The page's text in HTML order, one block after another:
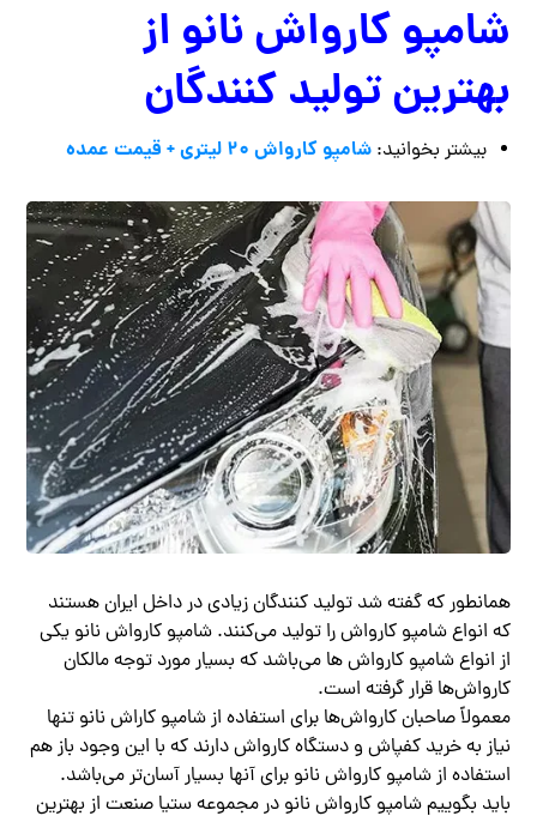
شامپو کارواش نانو از
بهترین تولید کنندگان
بیشتر بخوانید:شامپو کارواش ۲۰ لیتری + قیمت عمده
همانطور که گفته شد تولید کنندگان زیادی در داخل ایران هستند
که انواع شامپو کارواش را تولید می‌کنند. شامپو کارواش نانو یکی
از انواع شامپو کارواش ها می‌باشد که بسیار مورد توجه مالکان
کارواش‌ها قرار گرفته است.
معمولاً صاحبان کارواش‌ها برای استفاده از شامپو کاراش نانو تنها
نیاز به خرید کفپاش و دستگاه کارواش دارند که با این وجود باز هم
استفاده از شامپو کارواش نانو برای آنها بسیار آسان‌تر می‌باشد.
باید بگوییم شامپو کارواش نانو در مجموعه ستیا صنعت از بهترین